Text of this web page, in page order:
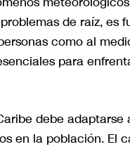
de raíz, es
como al
para
debe
en la población. El